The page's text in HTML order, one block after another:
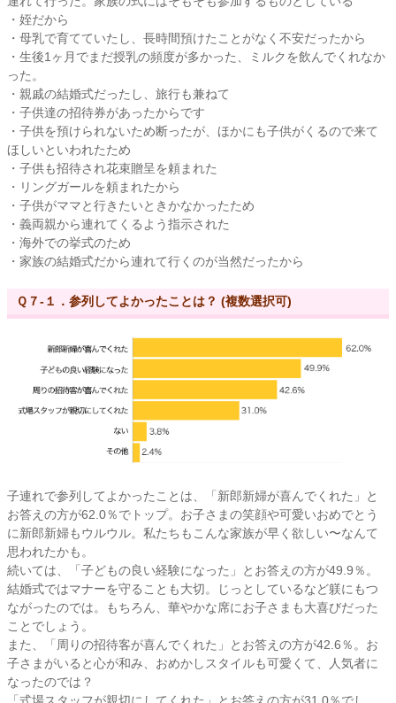
・姪だから
・母乳で育てていたし、長時間預けたことがなく不安だったから
・生後1ヶ月でまだ授乳の頻度が多かった、ミルクを飲んでくれなか
った。
・親戚の結婚式だったし、旅行も兼ねて
・子供達の招待券があったからです
・子供を預けられないため断ったが、ほかにも子供がくるので来て
ほしいといわれたため
・子供も招待され花束贈呈を頼まれた
・リングガールを頼まれたから
・子供がママと行きたいときかなかったため
・義両親から連れてくるよう指示された
・海外での挙式のため
・家族の結婚式だから連れて行くのが当然だったから
Ｑ７-１．参列してよかったことは？ (複数選択可)
子連れで参列してよかったことは、「新郎新婦が喜んでくれた」と
お答えの方が62.0％でトップ。お子さまの笑顔や可愛いおめでとう
に新郎新婦もウルウル。私たちもこんな家族が早く欲しい〜なんて
思われたかも。
続いては、「子どもの良い経験になった」とお答えの方が49.9％。
結婚式ではマナーを守ることも大切。じっとしているなど躾にもつ
ながったのでは。もちろん、華やかな席にお子さまも大喜びだった
ことでしょう。
また、「周りの招待客が喜んでくれた」とお答えの方が42.6％。お
子さまがいると心が和み、おめかしスタイルも可愛くて、人気者に
なったのでは？
「式場スタッフが親切にしてくれた」とお答えの方が31.0％でし